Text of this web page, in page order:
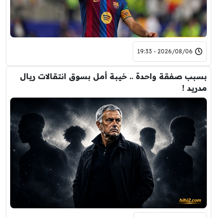
2026/08/06 - 19:33
بسبب صفقة واحدة .. خيبة أمل بسوق انتقالات ريال
مدريد !